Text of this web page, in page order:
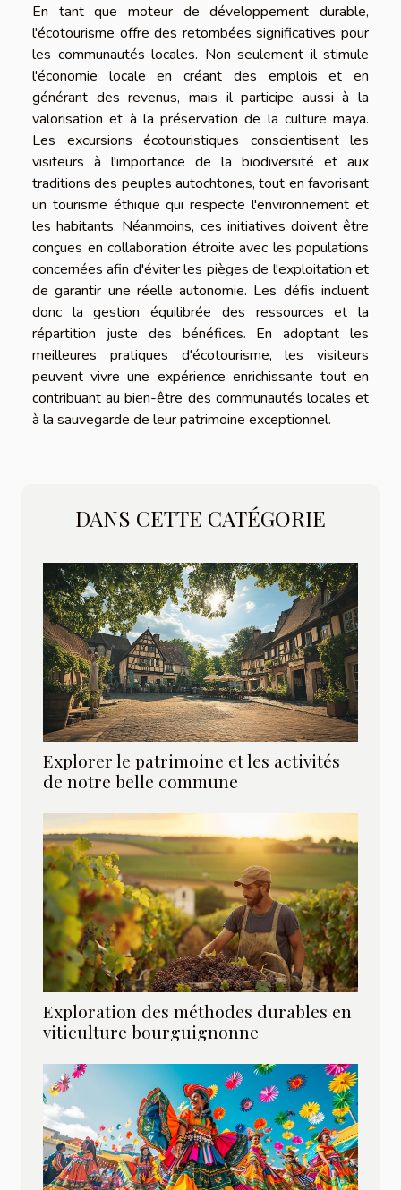
En tant que moteur de développement durable,
l'écotourisme offre des retombées significatives pour
les communautés locales. Non seulement il stimule
l'économie locale en créant des emplois et en
générant des revenus, mais il participe aussi à la
valorisation et à la préservation de la culture maya.
Les excursions écotouristiques conscientisent les
visiteurs à l'importance de la biodiversité et aux
traditions des peuples autochtones, tout en favorisant
un tourisme éthique qui respecte l'environnement et
les habitants. Néanmoins, ces initiatives doivent être
conçues en collaboration étroite avec les populations
concernées afin d'éviter les pièges de l'exploitation et
de garantir une réelle autonomie. Les défis incluent
donc la gestion équilibrée des ressources et la
répartition juste des bénéfices. En adoptant les
meilleures pratiques d'écotourisme, les visiteurs
peuvent vivre une expérience enrichissante tout en
contribuant au bien-être des communautés locales et
à la sauvegarde de leur patrimoine exceptionnel.
DANS CETTE CATÉGORIE
Explorer le patrimoine et les activités
de notre belle commune
Exploration des méthodes durables en
viticulture bourguignonne